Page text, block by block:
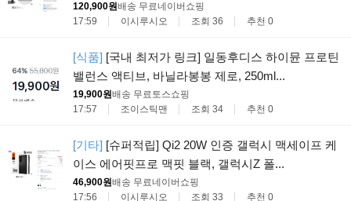
120,900원배송 무료네이버쇼핑
17:59
이시루시오 조회 36 추천 0
[식품] [국내 최저가 링크] 일동후디스 하이뮨 프로틴
밸런스 액티브, 바닐라봉봉 제로, 250ml...
19,900원배송 무료토스쇼핑
17:57
조이스틱맨 조회 34 추천 0
[기타] [슈퍼적립] Qi2 20W 인증 갤럭시 맥세이프 케
이스 에어핏프로 맥핏 블랙, 갤럭시Z 폴...
46,900원배송 무료네이버쇼핑
17:56
이시루시오 조회 33 추천 0